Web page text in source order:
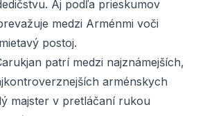
Aj podľa prieskumov
medzi Arménmi voči
postoj.
patrí medzi najznámejších,
arménskych
majster v pretláčaní rukou